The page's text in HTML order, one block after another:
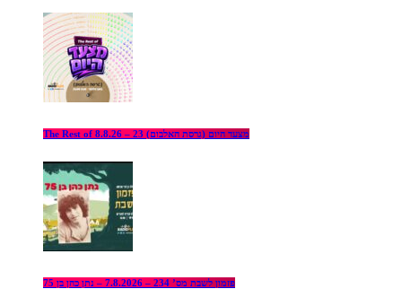
The Rest of מצעד היום (גרסת האלבום) 23 – 8.8.26
פזמון לשבת מס’ 234 – 7.8.2026 – נתן כהן בן 75